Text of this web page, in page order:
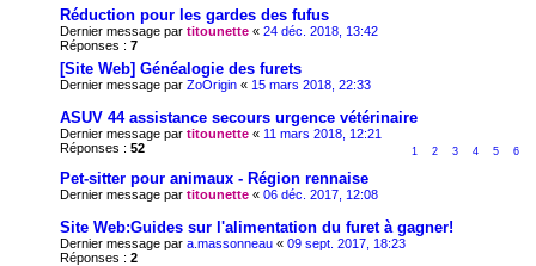
Réduction pour les gardes des fufus
Dernier message par titounette « 24 déc. 2018, 13:42
Réponses : 7
[Site Web] Généalogie des furets
Dernier message par ZoOrigin « 15 mars 2018, 22:33
ASUV 44 assistance secours urgence vétérinaire
Dernier message par titounette « 11 mars 2018, 12:21
Réponses : 52 1 2 3 4 5 6
Pet-sitter pour animaux - Région rennaise
Dernier message par titounette « 06 déc. 2017, 12:08
Site Web:Guides sur l'alimentation du furet à gagner!
Dernier message par a.massonneau « 09 sept. 2017, 18:23
Réponses : 2